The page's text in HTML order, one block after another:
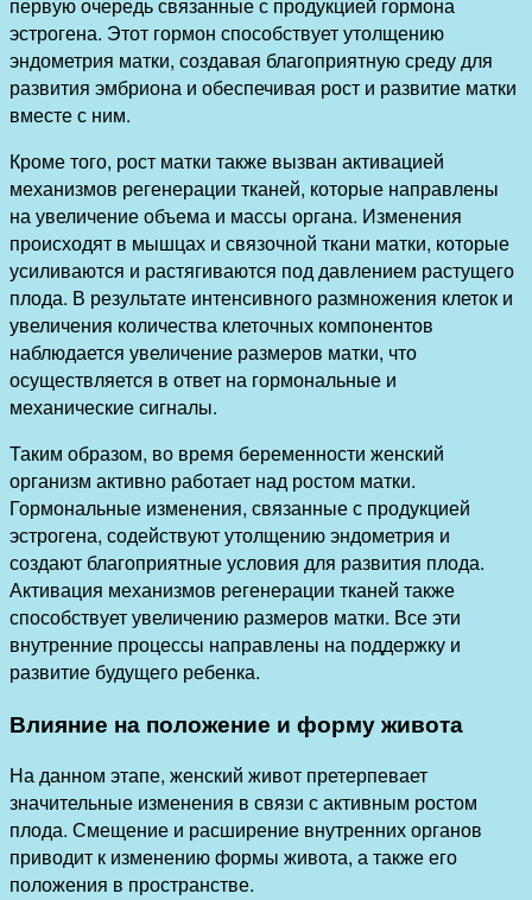
эстрогена. Этот гормон способствует утолщению
эндометрия матки, создавая благоприятную среду для
развития эмбриона и обеспечивая рост и развитие матки
вместе с ним.
Кроме того, рост матки также вызван активацией
механизмов регенерации тканей, которые направлены
на увеличение объема и массы органа. Изменения
происходят в мышцах и связочной ткани матки, которые
усиливаются и растягиваются под давлением растущего
плода. В результате интенсивного размножения клеток и
увеличения количества клеточных компонентов
наблюдается увеличение размеров матки, что
осуществляется в ответ на гормональные и
механические сигналы.
Таким образом, во время беременности женский
организм активно работает над ростом матки.
Гормональные изменения, связанные с продукцией
эстрогена, содействуют утолщению эндометрия и
создают благоприятные условия для развития плода.
Активация механизмов регенерации тканей также
способствует увеличению размеров матки. Все эти
внутренние процессы направлены на поддержку и
развитие будущего ребенка.
Влияние на положение и форму живота
На данном этапе, женский живот претерпевает
значительные изменения в связи с активным ростом
плода. Смещение и расширение внутренних органов
приводит к изменению формы живота, а также его
положения в пространстве.